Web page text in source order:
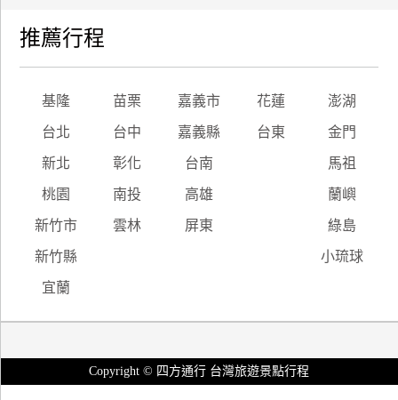
推薦行程
基隆 苗栗 嘉義市 花蓮 澎湖
台北 台中 嘉義縣 台東 金門
新北 彰化 台南 馬祖
桃園 南投 高雄 蘭嶼
新竹市 雲林 屏東 綠島
新竹縣 小琉球
宜蘭
Copyright © 四方通行 台灣旅遊景點行程